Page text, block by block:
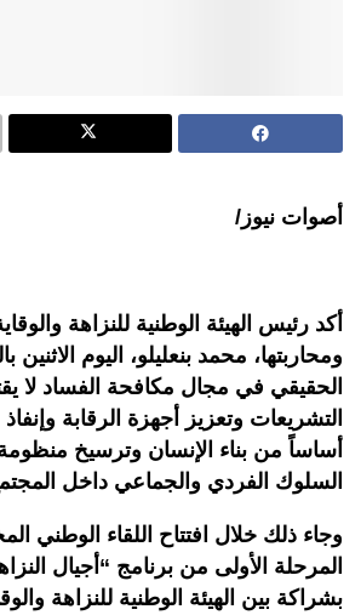
أصوات نيوز/
أكد رئيس الهيئة الوطنية للنزاهة
ومحاربتها، محمد بنعليلو، اليوم الاثنين
الحقيقي في مجال مكافحة الفساد لا
التشريعات وتعزيز أجهزة الرقابة وإنفاذ
أساساً من بناء الإنسان وترسيخ
السلوك الفردي والجماعي داخل
وجاء ذلك خلال افتتاح اللقاء الوطني
المرحلة الأولى من برنامج “أجيال
بشراكة بين الهيئة الوطنية للنزاهة